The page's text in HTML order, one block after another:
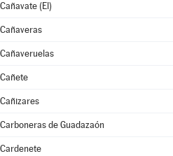
Cañavate (El)
Cañaveras
Cañaveruelas
Cañete
Cañizares
Carboneras de Guadazaón
Cardenete